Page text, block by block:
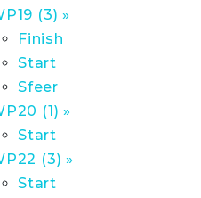
(3) »
Finish
Start
Sfeer
(1) »
Start
(3) »
Start